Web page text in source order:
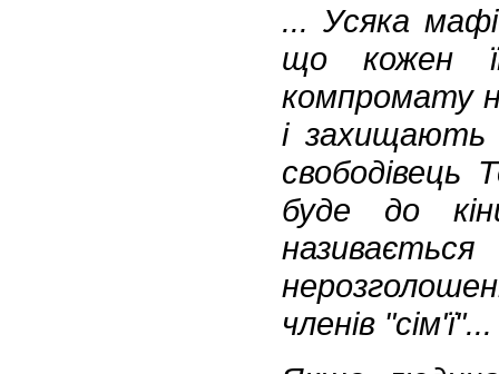
... Усяка
що кожен
компромату
і захищають
свободівець
буде до
членів "сім'ї"...